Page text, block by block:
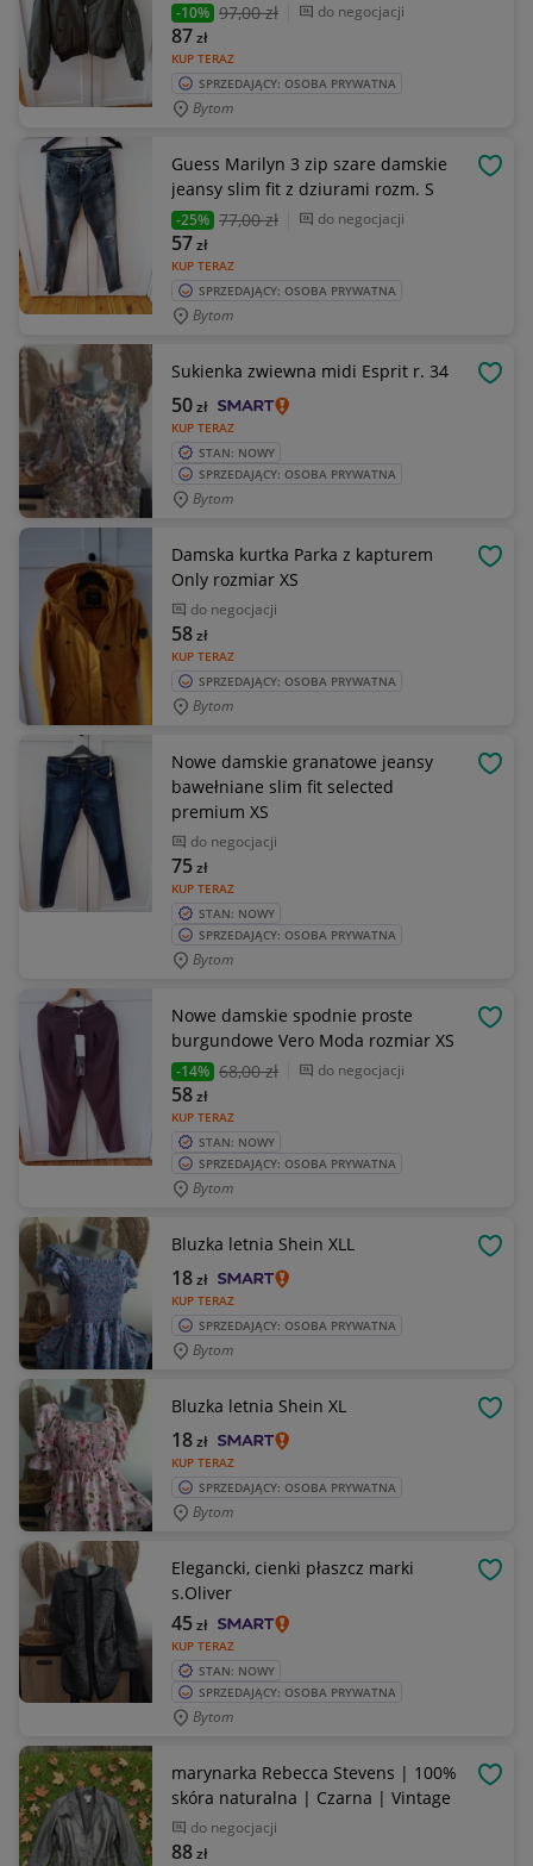
-10% 97,00 zł do negocjacji
KUP TERAZ
87zł
SPRZEDAJĄCY: OSOBA PRYWATNA
Bytom
Guess Marilyn 3 zip szare damskie
jeansy slim fit z dziurami rozm. S
-25% 77,00 zł do negocjacji
KUP TERAZ
57zł
SPRZEDAJĄCY: OSOBA PRYWATNA
Bytom
Sukienka zwiewna midi Esprit r. 34
KUP TERAZ
50zł
STAN: NOWY
SPRZEDAJĄCY: OSOBA PRYWATNA
Bytom
Damska kurtka Parka z kapturem
Only rozmiar XS
do negocjacji
KUP TERAZ
58zł
SPRZEDAJĄCY: OSOBA PRYWATNA
Bytom
Nowe damskie granatowe jeansy
bawełniane slim fit selected
premium XS
do negocjacji
KUP TERAZ
75zł
STAN: NOWY
SPRZEDAJĄCY: OSOBA PRYWATNA
Bytom
Nowe damskie spodnie proste
burgundowe Vero Moda rozmiar XS
-14% 68,00 zł do negocjacji
KUP TERAZ
58zł
STAN: NOWY
SPRZEDAJĄCY: OSOBA PRYWATNA
Bytom
Bluzka letnia Shein XLL
KUP TERAZ
18zł
SPRZEDAJĄCY: OSOBA PRYWATNA
Bytom
Bluzka letnia Shein XL
KUP TERAZ
18zł
SPRZEDAJĄCY: OSOBA PRYWATNA
Bytom
Elegancki, cienki płaszcz marki
s.Oliver
KUP TERAZ
45zł
STAN: NOWY
SPRZEDAJĄCY: OSOBA PRYWATNA
Bytom
marynarka Rebecca Stevens | 100%
skóra naturalna | Czarna | Vintage
do negocjacji
88zł